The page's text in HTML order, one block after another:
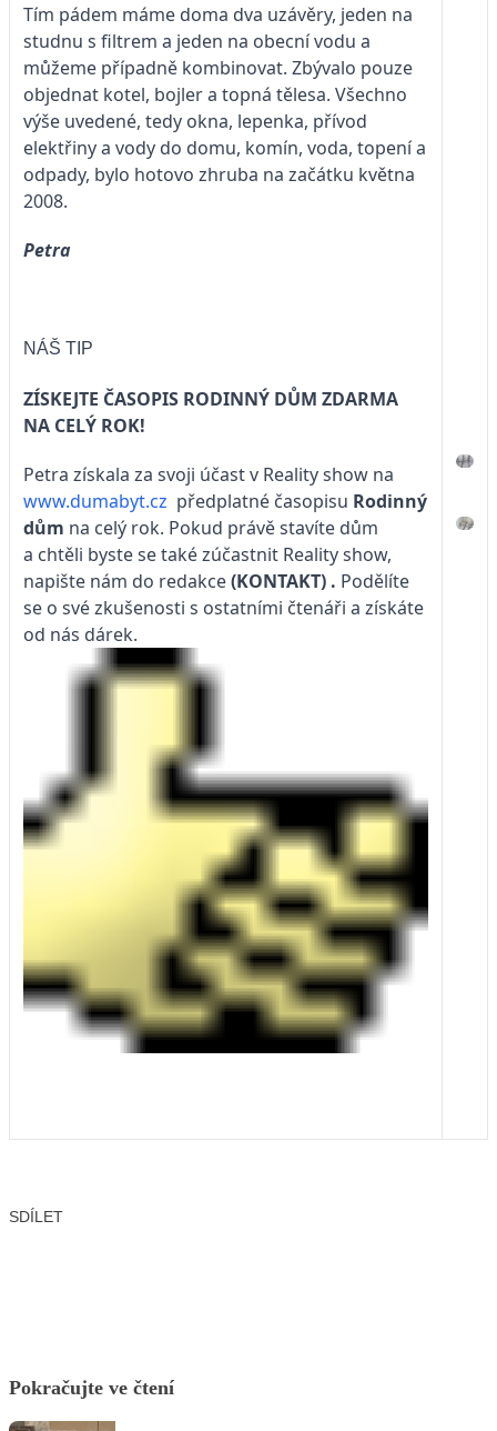
Tím pádem máme doma dva uzávěry, jeden na
studnu s filtrem a jeden na obecní vodu a
můžeme případně kombinovat. Zbývalo pouze
objednat kotel, bojler a topná tělesa. Všechno
výše uvedené, tedy okna, lepenka, přívod
elektřiny a vody do domu, komín, voda, topení a
odpady, bylo hotovo zhruba na začátku května
2008.
Petra
NÁŠ TIP
ZÍSKEJTE ČASOPIS RODINNÝ DŮM ZDARMA
NA CELÝ ROK!
Petra získala za svoji účast v Reality show na
www.dumabyt.cz předplatné časopisu Rodinný
dům na celý rok. Pokud právě stavíte dům
a chtěli byste se také zúčastnit Reality show,
napište nám do redakce(KONTAKT) . Podělíte
se o své zkušenosti s ostatními čtenáři a získáte
od nás dárek.
SDÍLET
Pokračujte ve čtení